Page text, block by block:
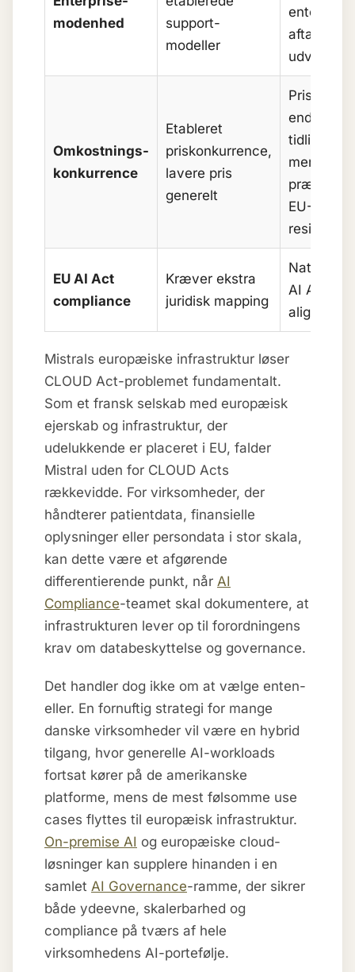
modenhed
support-
modeller
aftaler i
udvikling
Omkostnings-
konkurrence
Etableret
priskonkurrence,
lavere pris
generelt
Prisbedre
end
tidligere,
men
præmie
EU-
residency
EU AI Act
compliance
Kræver ekstra
juridisk mapping
Native EU
AI Act
alignment
Mistrals europæiske infrastruktur løser
CLOUD Act-problemet fundamentalt.
Som et fransk selskab med europæisk
ejerskab og infrastruktur, der
udelukkende er placeret i EU, falder
Mistral uden for CLOUD Acts
rækkevidde. For virksomheder, der
håndterer patientdata, finansielle
oplysninger eller persondata i stor skala,
kan dette være et afgørende
differentierende punkt, når AI
Compliance-teamet skal dokumentere, at
infrastrukturen lever op til forordningens
krav om databeskyttelse og governance.
Det handler dog ikke om at vælge enten-
eller. En fornuftig strategi for mange
danske virksomheder vil være en hybrid
tilgang, hvor generelle AI-workloads
fortsat kører på de amerikanske
platforme, mens de mest følsomme use
cases flyttes til europæisk infrastruktur.
On-premise AI og europæiske cloud-
løsninger kan supplere hinanden i en
samlet AI Governance-ramme, der sikrer
både ydeevne, skalerbarhed og
compliance på tværs af hele
virksomhedens AI-portefølje.